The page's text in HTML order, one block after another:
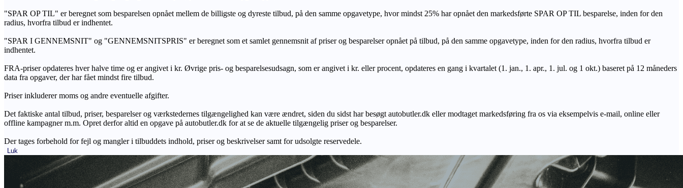
"SPAR OP TIL" er beregnet som besparelsen opnået mellem de billigste og dyreste tilbud, på den samme opgavetype, hvor mindst 25% har opnået den markedsførte SPAR OP TIL besparelse, inden for den
radius, hvorfra tilbud er indhentet.
"SPAR I GENNEMSNIT" og "GENNEMSNITSPRIS" er beregnet som et samlet gennemsnit af priser og besparelser opnået på tilbud, på den samme opgavetype, inden for den radius, hvorfra tilbud er
indhentet.
FRA-priser opdateres hver halve time og er angivet i kr. Øvrige pris- og besparelsesudsagn, som er angivet i kr. eller procent, opdateres en gang i kvartalet (1. jan., 1. apr., 1. jul. og 1 okt.) baseret på 12 måneders
data fra opgaver, der har fået mindst fire tilbud.
Priser inkluderer moms og andre eventuelle afgifter.
Det faktiske antal tilbud, priser, besparelser og værkstedernes tilgængelighed kan være ændret, siden du sidst har besøgt autobutler.dk eller modtaget markedsføring fra os via eksempelvis e-mail, online eller
offline kampagner m.m. Opret derfor altid en opgave på autobutler.dk for at se de aktuelle tilgængelig priser og besparelser.
Der tages forbehold for fejl og mangler i tilbuddets indhold, priser og beskrivelser samt for udsolgte reservedele.
Luk